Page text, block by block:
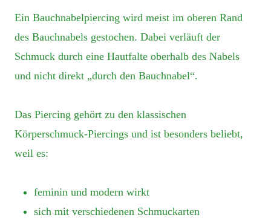
Ein Bauchnabelpiercing wird meist im oberen Rand
des Bauchnabels gestochen. Dabei verläuft der
Schmuck durch eine Hautfalte oberhalb des Nabels
und nicht direkt „durch den Bauchnabel“.
Das Piercing gehört zu den klassischen
Körperschmuck-Piercings und ist besonders beliebt,
weil es:
feminin und modern wirkt
sich mit verschiedenen Schmuckarten